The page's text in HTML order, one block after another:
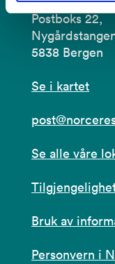
Postboks 22,
5838 Bergen
Se i kartet
Se alle våre
Bruk av
Personvern i